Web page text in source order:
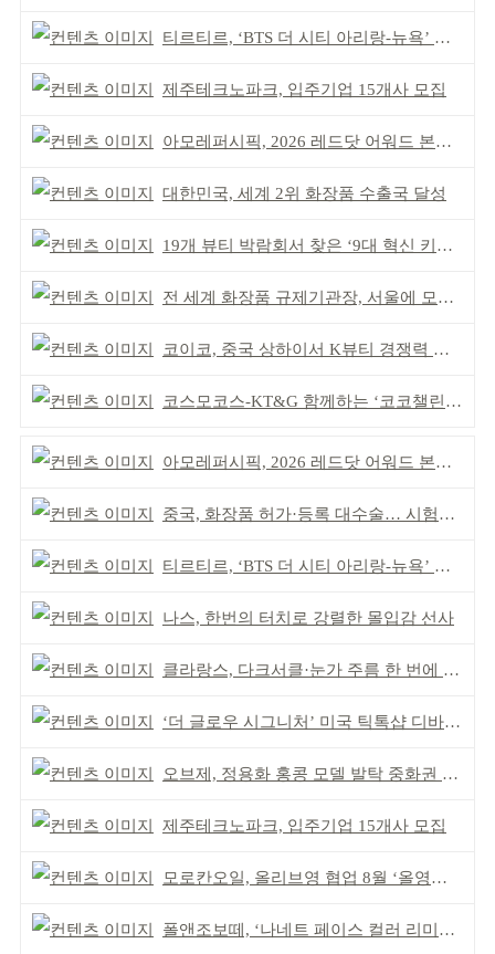
티르티르, ‘BTS 더 시티 아리랑-뉴욕’ 참여
제주테크노파크, 입주기업 15개사 모집
아모레퍼시픽, 2026 레드닷 어워드 본상 2개 수상
대한민국, 세계 2위 화장품 수출국 달성
19개 뷰티 박람회서 찾은 ‘9대 혁신 키워드’
전 세계 화장품 규제기관장, 서울에 모인다
코이코, 중국 상하이서 K뷰티 경쟁력 알려
코스모코스-KT&G 함께하는 ‘코코챌린지’ 역대 최고
아모레퍼시픽, 2026 레드닷 어워드 본상 2개 수상
중국, 화장품 허가·등록 대수술… 시험자료 공용 허용
티르티르, ‘BTS 더 시티 아리랑-뉴욕’ 참여
나스, 한번의 터치로 강렬한 몰입감 선사
클라랑스, 다크서클·눈가 주름 한 번에 더블 케어
‘더 글로우 시그니처’ 미국 틱톡샵 디바이스 부문 1위
오브제, 정용화 홍콩 모델 발탁 중화권 공략 강화
제주테크노파크, 입주기업 15개사 모집
모로칸오일, 올리브영 협업 8월 ‘올영픽’ 선정
폴앤조보떼, ‘나네트 페이스 컬러 리미티드’ 출시